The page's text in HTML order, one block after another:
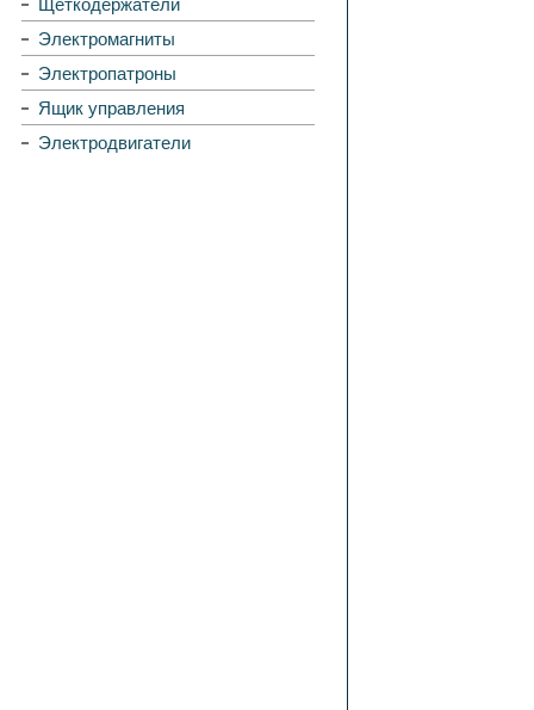
Щёткодержатели
Электромагниты
Электропатроны
Ящик управления
Электродвигатели